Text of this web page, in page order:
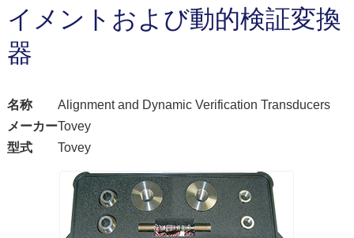
イメントおよび動的検証変換
器
名称
Alignment and Dynamic Verification Transducers
メーカーTovey
型式
Tovey